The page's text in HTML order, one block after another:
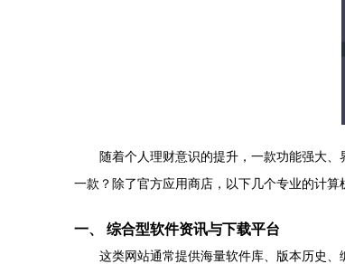
随着个人理财意识的提升，一款功能强大
一款？除了官方应用商店，以下几个专业的计
一、 综合型软件资讯与下载平台
这类网站通常提供海量软件库、版本历史、